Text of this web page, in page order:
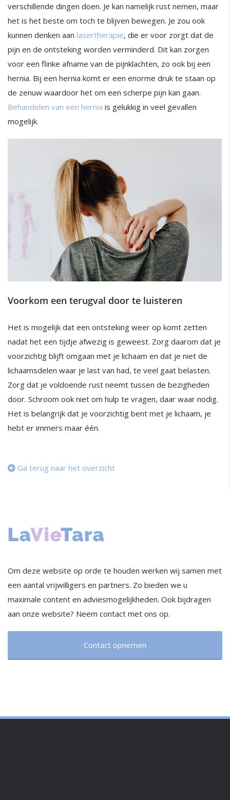
verschillende dingen doen. Je kan namelijk rust nemen, maar
het is het beste om toch te blijven bewegen. Je zou ook
kunnen denken aan lasertherapie, die er voor zorgt dat de
pijn en de ontsteking worden verminderd. Dit kan zorgen
voor een flinke afname van de pijnklachten, zo ook bij een
hernia. Bij een hernia komt er een enorme druk te staan op
de zenuw waardoor het om een scherpe pijn kan gaan.
Behandelen van een hernia is gelukkig in veel gevallen
mogelijk.
Voorkom een terugval door te luisteren
Het is mogelijk dat een ontsteking weer op komt zetten
nadat het een tijdje afwezig is geweest. Zorg daarom dat je
voorzichtig blijft omgaan met je lichaam en dat je niet de
lichaamsdelen waar je last van had, te veel gaat belasten.
Zorg dat je voldoende rust neemt tussen de bezigheden
door. Schroom ook niet om hulp te vragen, daar waar nodig.
Het is belangrijk dat je voorzichtig bent met je lichaam, je
hebt er immers maar één.
Ga terug naar het overzicht
Om deze website op orde te houden werken wij samen met
een aantal vrijwilligers en partners. Zo bieden we u
maximale content en adviesmogelijkheden. Ook bijdragen
aan onze website? Neem contact met ons op.
Contact opnemen